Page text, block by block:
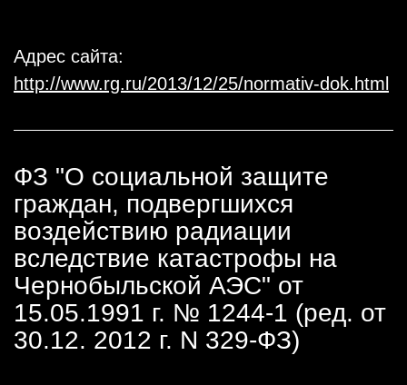
Адрес сайта:
http://www.rg.ru/2013/12/25/normativ-dok.html
ФЗ "О социальной защите
граждан, подвергшихся
воздействию радиации
вследствие катастрофы на
Чернобыльской АЭС" от
15.05.1991 г. № 1244-1 (ред. от
30.12. 2012 г. N 329-ФЗ)